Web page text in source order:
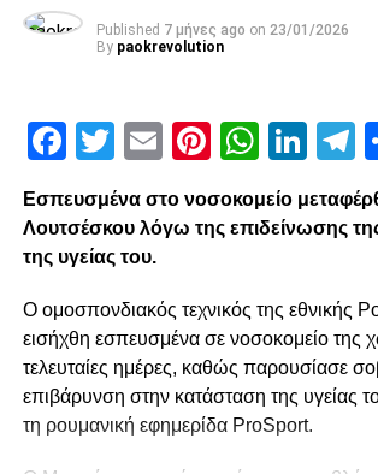
Published 7 μήνες ago on 23/01/2026
By paokrevolution
Facebook
Twitter
EmailPinterest
Εσπευσμένα στο νοσοκομείο
Λουτσέσκου λόγω της επιδείνωσης
της υγείας του.
Ο ομοσπονδιακός τεχνικός της εθνικής
εισήχθη εσπευσμένα σε νοσοκομείο της
τελευταίες ημέρες, καθώς παρουσίασε
επιβάρυνση στην κατάσταση της υγείας
τη ρουμανική εφημερίδα ProSport.